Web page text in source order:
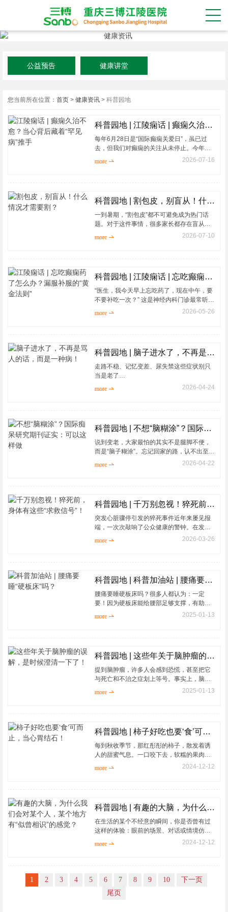
公益预告 健康讲堂
您当前所在位置： 首页 > 健康资讯 > 科普园地
科普园地 | 江陵痫话 | 癫痫久治不愈？当心背后藏着“罕见病”推手
每年6月28日是“国际癫痫关爱日”，虽已过
去，但我们对癫痫的关注从未停止。今年的
主题——“关注癫痫相关罕见病”，在临床中依
more  2026-07-16
科普园地 | 割包皮，别盲从！什么情况才需要割？
一到暑期，“割包皮”都不可避免成为热门话
题。对于这件事情，很多家长都存在盲从心
理。但其实并不是每一个「一眼望不到头」
more  2026-07-10
科普园地 | 江陵痫话 | 忘吃癫痫药了怎么办？漏服补服的“黄金法则”
“医生，我今天早上忘吃药了，现在中午，要
不要补吃一次？” 这是神经内科门诊最常听到
的疑问之一。抗癫痫发作药物的治疗窗很窄
more  2026-05-26
科普园地 | 脑子进水了，不再是骂人的话，而是一种病！
走路不稳、记忆变差、尿失禁这些症状别只
当是老了
more  2026-04-24
科普园地 | 不想“脑糊涂”？国际痴呆研究期刊证实：可以这样做
说到变老，大家最怕的其实不是腿脚不便，
而是“脑子糊涂”。忘记回家的路，认不出至亲
的脸，阿尔茨海默病（俗称老年痴呆）就像
more  2026-04-22
科普园地 | 千万别忽视！猝死前，身体有这些“求救信号”！
突发心脏骤停引发的猝死事件近年来屡见报
端，一次次敲响了公众健康的警钟。在发生
猝死前身体会发出“求救信号”吗？哪些因素会
more  2026-03-26
科普园地 | 科普加油站 | 腰痛要睡“硬板床”吗？
腰痛要睡硬板床吗？很多人都认为：一定
要！因为硬板床能给腰部足够支撑，有助于
more  2025-01-13
科普园地 | 这些年关于脑肿瘤的误解，是时候澄清一下了！
提到脑肿瘤，许多人会感到恐慌，甚至把它
与死亡和不治之症划上等号。事实上，脑肿
瘤的类型繁多、症状各异，而治疗方法也在
more  2025-01-13
科普园地 | 柿子好吃也要‘食’可而止，当心胃结石！
每到秋收季节，那红彤彤的柿子，散发着诱
人的甜蜜气息。一口咬下去，软糯的果肉，
甘甜的滋味，让人欲罢不能。然而，这份甜
more  2024-12-12
科普园地 | 有趣的大脑，为什么我们会对某个人，某个地方有“似曾相识”的感觉？
在生活的某个不经意的瞬间，你是否曾有过
这样的体验：眼前的场景、对话或情境仿佛
已经历过，一种强烈的熟悉感涌上心头，但
more  2024-12-12
1 2 3 4 5 6 7 8 9 10
下一页
尾页